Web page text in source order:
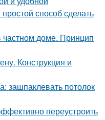
способ сделать
частном доме. Принцип
Конструкция и
зашпаклевать потолок
переустроить